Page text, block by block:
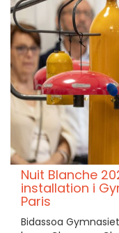
Nuit Blanche
installation i
Paris
Bidassoa